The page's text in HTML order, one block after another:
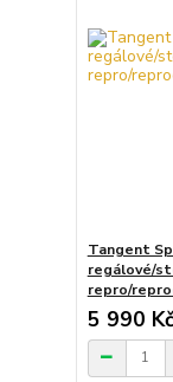
Tangent
regálové/
repro/
5 990 Kč